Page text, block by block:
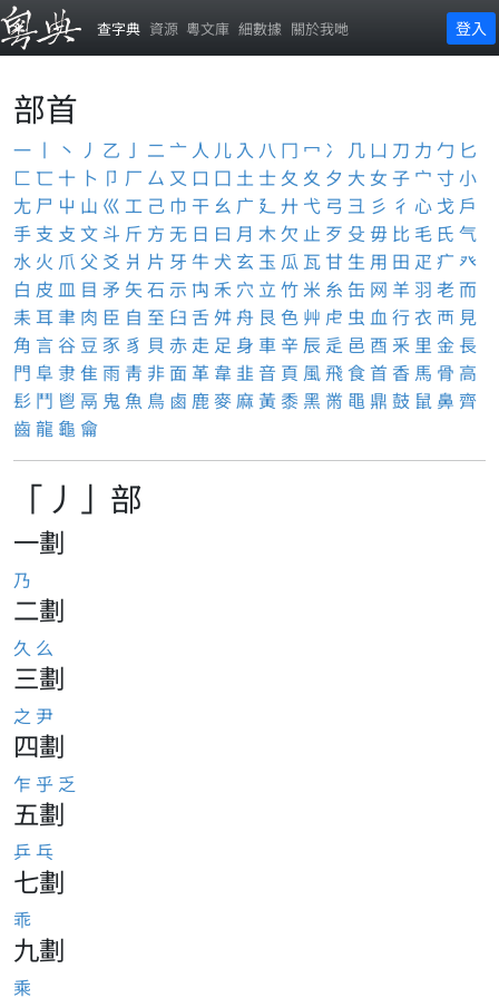
查字典 資源 粵文庫 細數據 關於我哋 登入
部首
一 丨 丶 丿 乙 亅 二 亠 人 儿 入 八 冂 冖 冫 几 凵 刀 力 勹 匕
匚 匸 十 卜 卩 厂 厶 又 口 囗 土 士 夂 夊 夕 大 女 子 宀 寸小
尢 尸 屮 山 巛 工 己 巾 干 幺 广 廴廾 弋 弓 彐 彡 彳 心 戈 戶
手 支 攴 文 斗 斤 方 无 日 曰 月 木欠 止 歹 殳 毋 比 毛 氏 气
水 火 爪 父 爻 爿 片 牙 牛 犬 玄 玉 瓜 瓦甘 生 用 田 疋 疒 癶
白 皮 皿 目 矛 矢 石 示 禸 禾 穴 立 竹米 糸 缶 网 羊 羽 老 而
耒 耳 聿 肉 臣 自 至 臼 舌舛舟 艮 色 艸 虍 虫 血行衣 襾 見
角 言 谷 豆 豕 豸 貝 赤 走 足 身 車 辛 辰 辵 邑 酉 釆 里 金 長
門 阜 隶 隹雨 靑 非 面 革 韋 韭 音 頁 風飛食首 香 馬 骨 高
髟 鬥 鬯 鬲 鬼 魚 鳥 鹵 鹿麥麻 黃 黍 黑 黹 黽鼎 鼓 鼠 鼻 齊
齒龍 龜 龠
「丿」部
一劃
乃
二劃
久 么
三劃
之 尹
四劃
乍 乎 乏
五劃
乒乓
七劃
乖
九劃
乘